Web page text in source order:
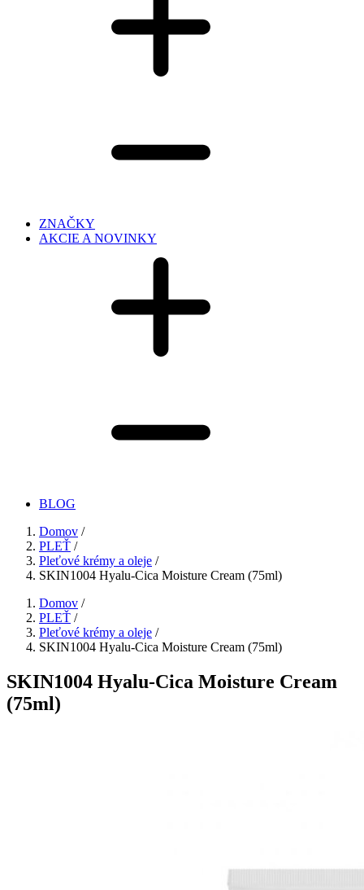
ZNAČKY
AKCIE A NOVINKY
BLOG
Domov /
PLEŤ /
Pleťové krémy a oleje /
SKIN1004 Hyalu-Cica Moisture Cream (75ml)
Domov /
PLEŤ /
Pleťové krémy a oleje /
SKIN1004 Hyalu-Cica Moisture Cream (75ml)
SKIN1004 Hyalu-Cica Moisture Cream
(75ml)